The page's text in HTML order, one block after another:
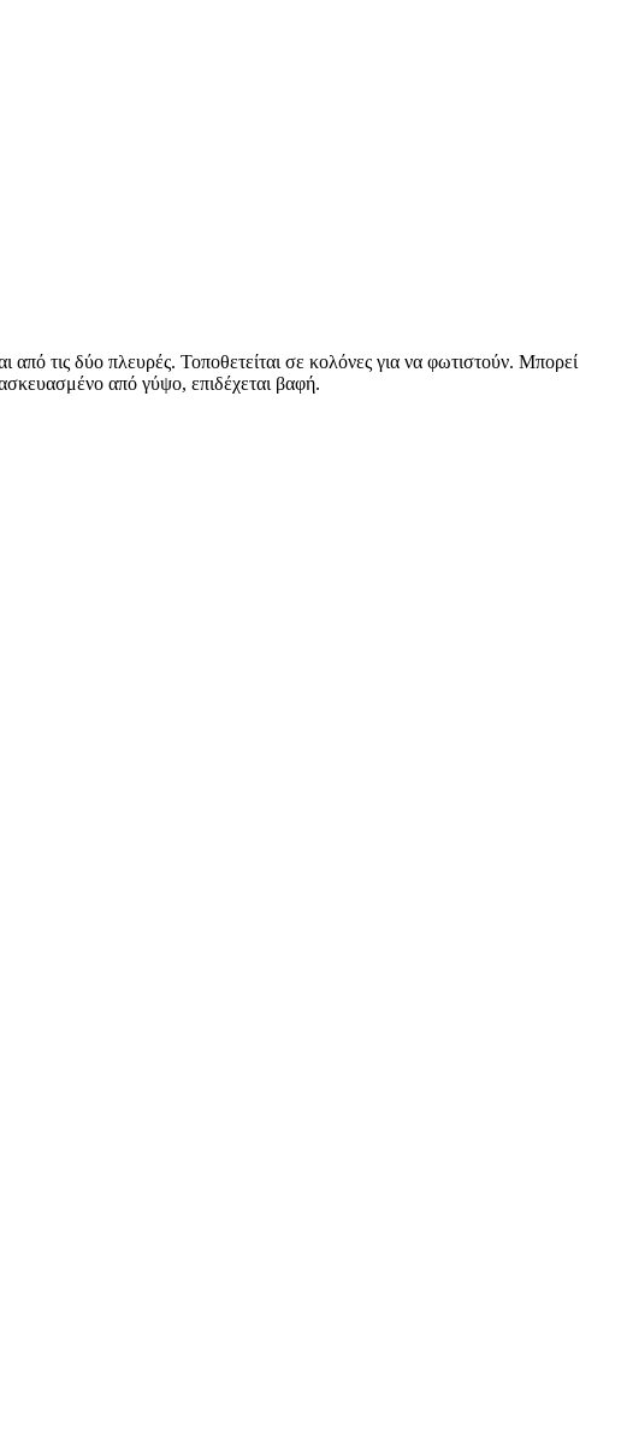
από τις δύο πλευρές. Τοποθετείται σε κολόνες για να φωτιστούν. Μπορεί
από γύψο, επιδέχεται βαφή.